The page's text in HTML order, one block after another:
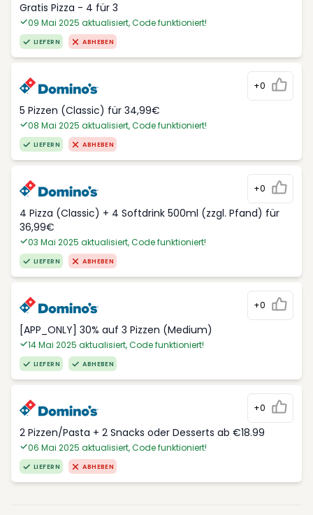
Gratis Pizza - 4 für 3
09 Mai 2025 aktualisiert, Code funktioniert!
LIEFERN ABHEBEN
+0
5 Pizzen (Classic) für 34,99€
08 Mai 2025 aktualisiert, Code funktioniert!
LIEFERN ABHEBEN
+0
4 Pizza (Classic) + 4 Softdrink 500ml (zzgl. Pfand) für
36,99€
03 Mai 2025 aktualisiert, Code funktioniert!
LIEFERN ABHEBEN
+0
[APP_ONLY] 30% auf 3 Pizzen (Medium)
14 Mai 2025 aktualisiert, Code funktioniert!
LIEFERN ABHEBEN
+0
2 Pizzen/Pasta + 2 Snacks oder Desserts ab €18.99
06 Mai 2025 aktualisiert, Code funktioniert!
LIEFERN ABHEBEN